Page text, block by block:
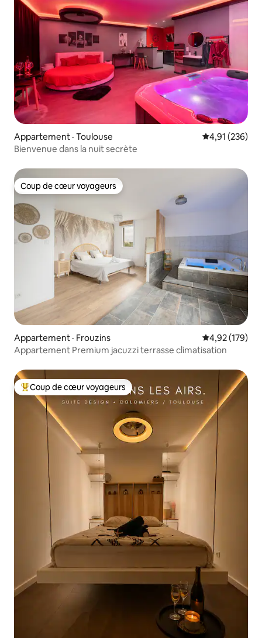
Appartement · Toulouse Note
4,91 (236)
Bienvenue dans la nuit secrète
Coup de cœur voyageurs
Coup de cœur voyageurs
Appartement · Frouzins Note
4,92 (179)
Appartement Premium jacuzzi terrasse climatisation
Coup de cœur voyageurs parmi les plus aimés
Coup de cœur voyageurs